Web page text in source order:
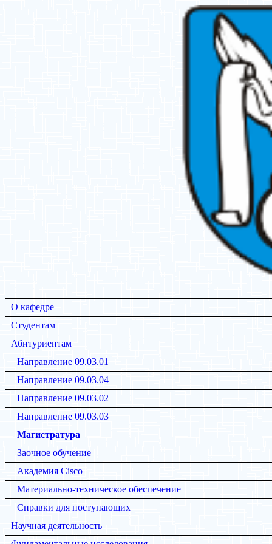
О кафедре
Студентам
Абитуриентам
Направление 09.03.01
Направление 09.03.04
Направление 09.03.02
Направление 09.03.03
Магистратура
Заочное обучение
Академия Cisco
Материально-техническое обеспечение
Справки для поступающих
Научная деятельность